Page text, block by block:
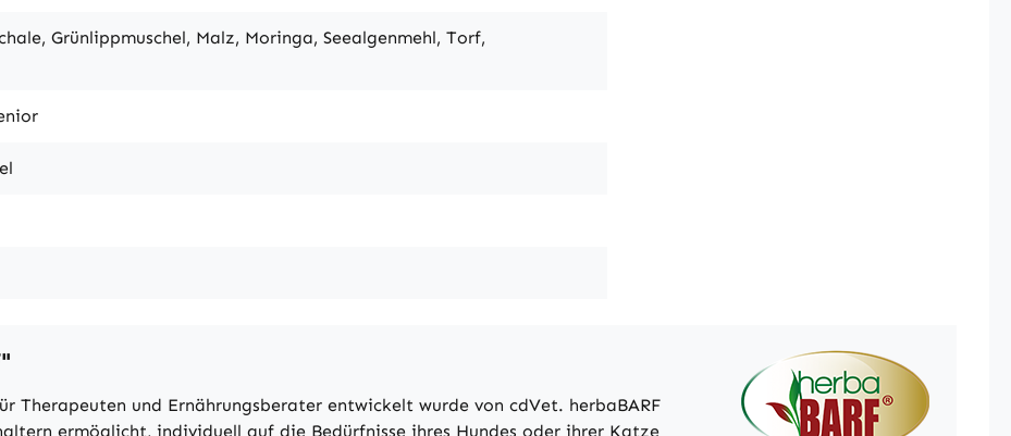
Grünlippmuschel, Malz, Moringa, Seealgenmehl, Torf,
Therapeuten und Ernährungsberater entwickelt wurde von cdVet. herbaBARF
ermöglicht, individuell auf die Bedürfnisse ihres Hundes oder ihrer Katze